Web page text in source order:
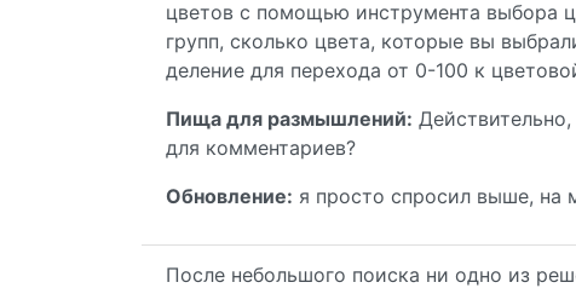
цветов с помощью инструмента выбора
групп, сколько цвета, которые вы
деление для перехода от 0-100 к
Пища для размышлений:
для комментариев?
Обновление: я просто спросил выше,
После небольшого поиска ни одно из